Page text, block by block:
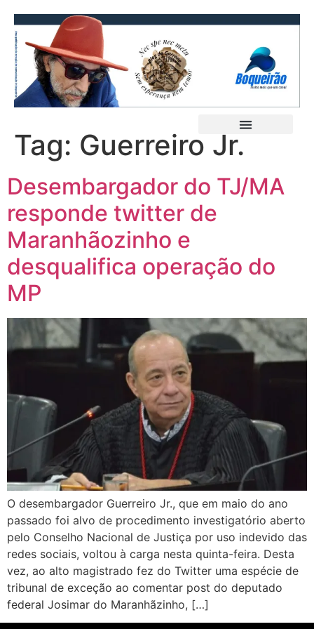
Tag: Guerreiro Jr.
Desembargador do TJ/MA
responde twitter de
Maranhãozinho e
desqualifica operação do
MP
O desembargador Guerreiro Jr., que em maio do ano
passado foi alvo de procedimento investigatório aberto
pelo Conselho Nacional de Justiça por uso indevido das
redes sociais, voltou à carga nesta quinta-feira. Desta
vez, ao alto magistrado fez do Twitter uma espécie de
tribunal de exceção ao comentar post do deputado
federal Josimar do Maranhãzinho, […]